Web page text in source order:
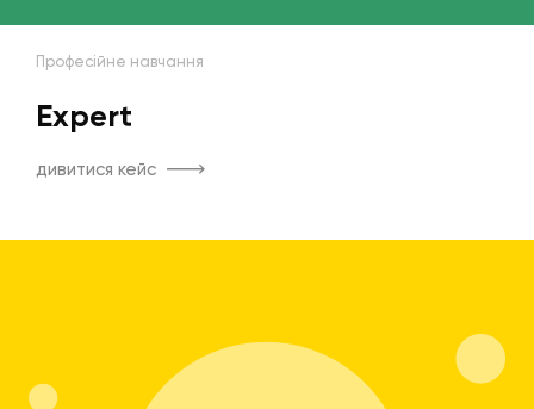
Професійне навчання
Expert
дивитися кейс